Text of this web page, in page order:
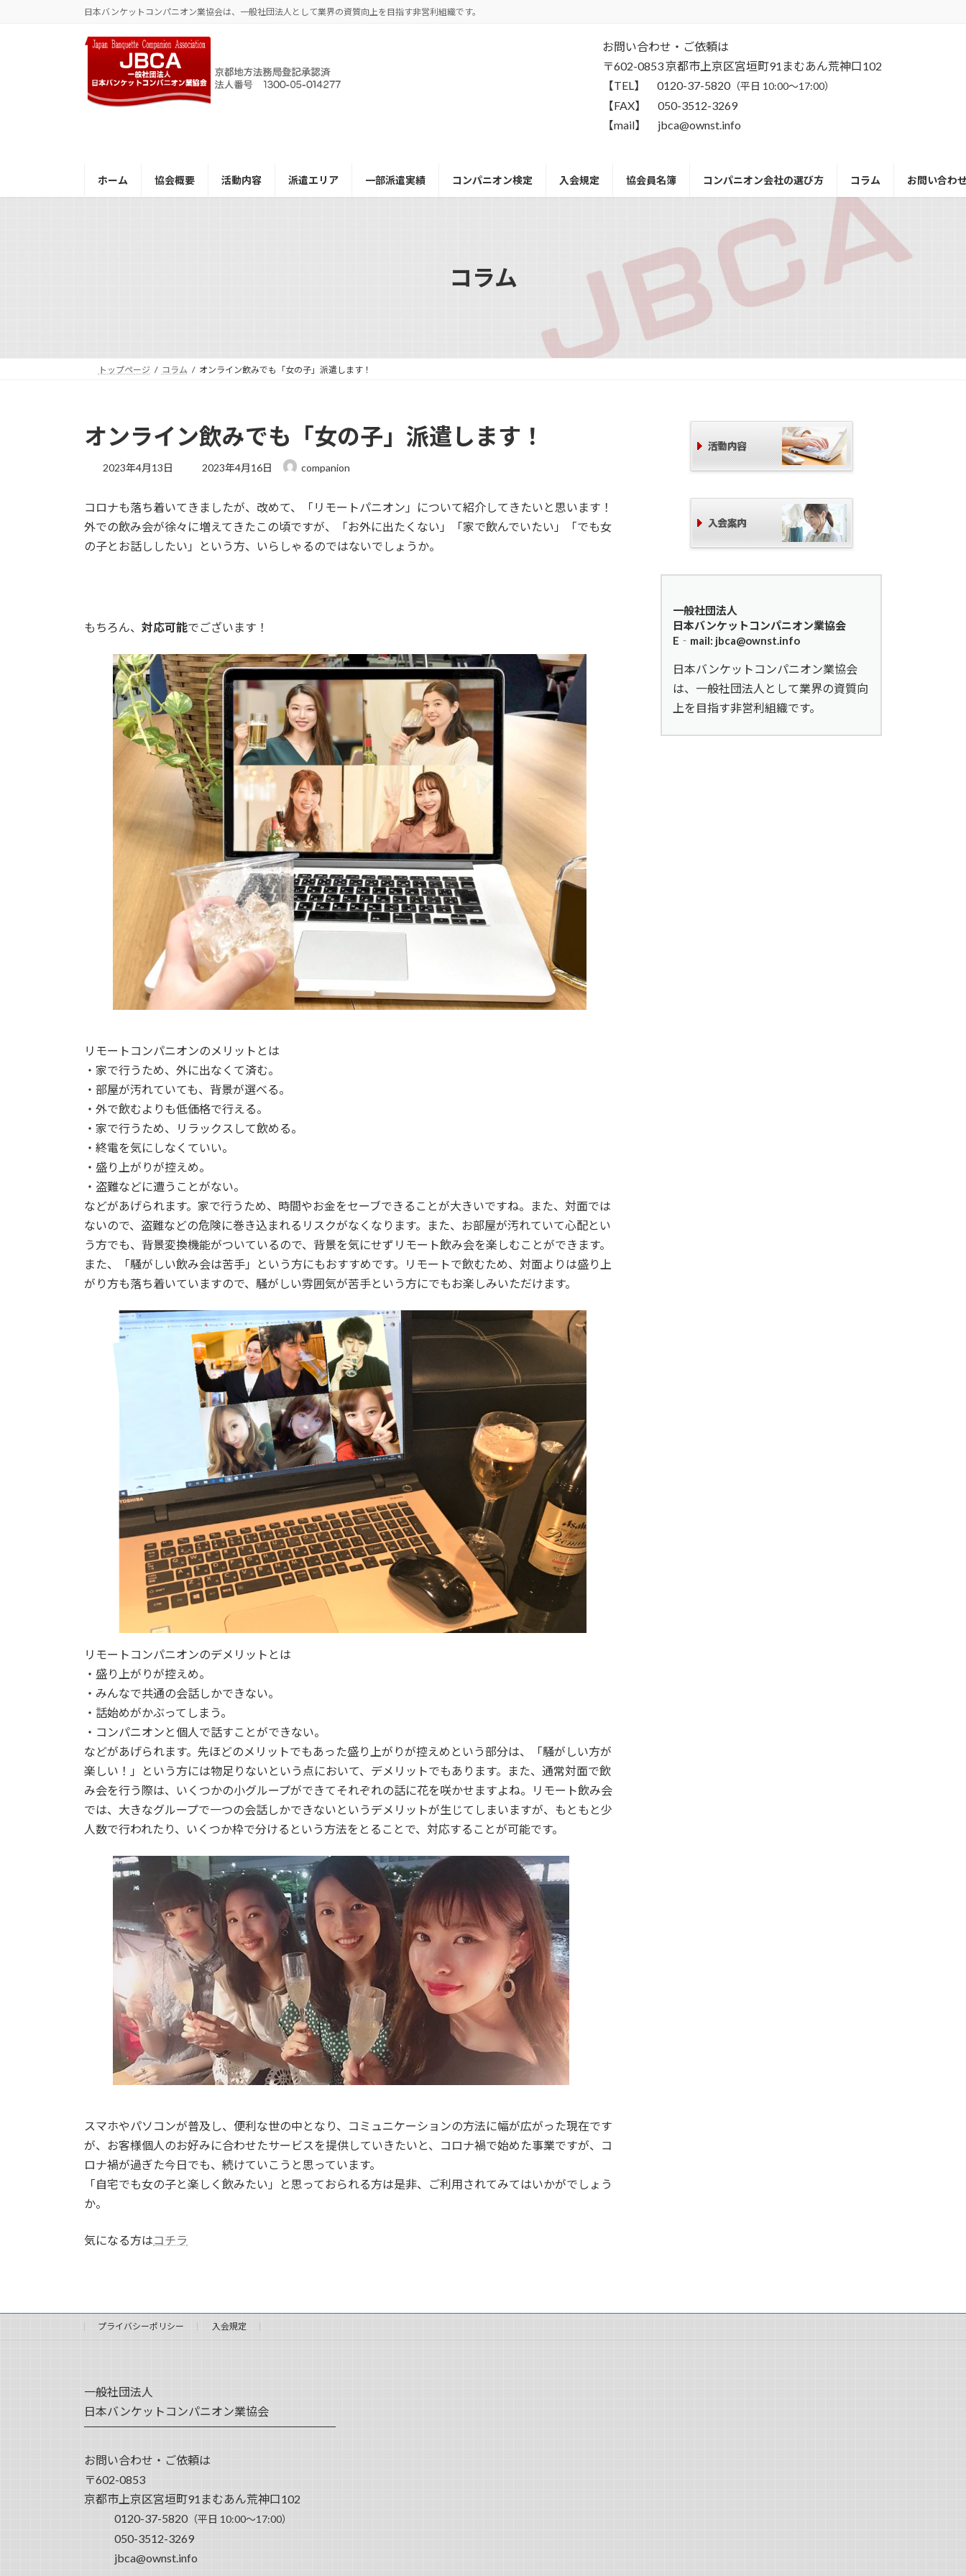
日本バンケットコンパニオン業協会は、一般社団法人として業界の資質向上を目指す非営利組織です。
お問い合わせ・ご依頼は
〒602-0853 京都市上京区宮垣町91まむあん荒神口102
【TEL】 0120-37-5820（平日 10:00～17:00）
【FAX】 050-3512-3269
【mail】 jbca@ownst.info
ホーム 協会概要 活動内容 派遣エリア 一部派遣実績 コンパニオン検定 入会規定 協会員名簿 コンパニオン会社の選び方 コラム お問い合わ
コラム
トップページ コラム オンライン飲みでも「女の子」派遣します！
オンライン飲みでも「女の子」派遣します！
2023年4月13日
最
新
日
時
:
2023年4月16日 companion
コロナも落ち着いてきましたが、改めて、「リモートパニオン」について紹介してきたいと思います！
外での飲み会が徐々に増えてきたこの頃ですが、「お外に出たくない」「家で飲んでいたい」「でも女
の子とお話ししたい」という方、いらしゃるのではないでしょうか。
もちろん、 対応可能でございます！
リモートコンパニオンのメリットとは
・家で行うため、外に出なくて済む。
・部屋が汚れていても、背景が選べる。
・外で飲むよりも低価格で行える。
・家で行うため、リラックスして飲める。
・終電を気にしなくていい。
・盛り上がりが控えめ。
・盗難などに遭うことがない。
などがあげられます。家で行うため、時間やお金をセーブできることが大きいですね。また、対面では
ないので、盗難などの危険に巻き込まれるリスクがなくなります。また、お部屋が汚れていて心配とい
う方でも、背景変換機能がついているので、背景を気にせずリモート飲み会を楽しむことができます。
また、「騒がしい飲み会は苦手」という方にもおすすめです。リモートで飲むため、対面よりは盛り上
がり方も落ち着いていますので、騒がしい雰囲気が苦手という方にでもお楽しみいただけます。
リモートコンパニオンのデメリットとは
・盛り上がりが控えめ。
・みんなで共通の会話しかできない。
・話始めがかぶってしまう。
・コンパニオンと個人で話すことができない。
などがあげられます。先ほどのメリットでもあった盛り上がりが控えめという部分は、「騒がしい方が
楽しい！」という方には物足りないという点において、デメリットでもあります。また、通常対面で飲
み会を行う際は、いくつかの小グループができてそれぞれの話に花を咲かせますよね。リモート飲み会
では、大きなグループで一つの会話しかできないというデメリットが生じてしまいますが、もともと少
人数で行われたり、いくつか枠で分けるという方法をとることで、対応することが可能です。
スマホやパソコンが普及し、便利な世の中となり、コミュニケーションの方法に幅が広がった現在です
が、お客様個人のお好みに合わせたサービスを提供していきたいと、コロナ禍で始めた事業ですが、コ
ロナ禍が過ぎた今日でも、続けていこうと思っています。
「自宅でも女の子と楽しく飲みたい」と思っておられる方は是非、ご利用されてみてはいかがでしょう
か。
気になる方はコチラ
一般社団法人
日本バンケットコンパニオン業協会
E‐mail: jbca@ownst.info
日本バンケットコンパニオン業協会
は、一般社団法人として業界の資質向
上を目指す非営利組織です。
プライバシーポリシー 入会規定
一般社団法人
日本バンケットコンパニオン業協会
お問い合わせ・ご依頼は
〒602-0853
京都市上京区宮垣町91まむあん荒神口102
0120-37-5820 （平日 10:00～17:00）
050-3512-3269
jbca@ownst.info